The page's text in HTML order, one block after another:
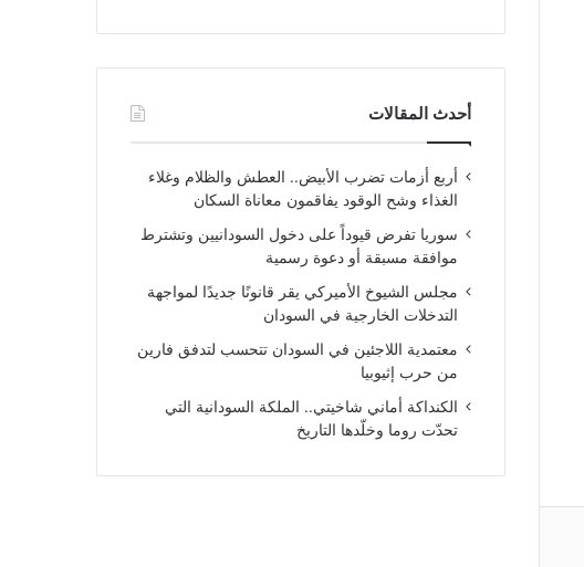
أحدث المقالات
أربع أزمات تضرب الأبيض.. العطش والظلام وغلاء
الغذاء وشح الوقود يفاقمون معاناة السكان
سوريا تفرض قيوداً على دخول السودانيين وتشترط
موافقة مسبقة أو دعوة رسمية
مجلس الشيوخ الأميركي يقر قانونًا جديدًا لمواجهة
التدخلات الخارجية في السودان
معتمدية اللاجئين في السودان تتحسب لتدفق فارين
من حرب إثيوبيا
الكنداكة أماني شاخيتي.. الملكة السودانية التي
تحدّت روما وخلّدها التاريخ